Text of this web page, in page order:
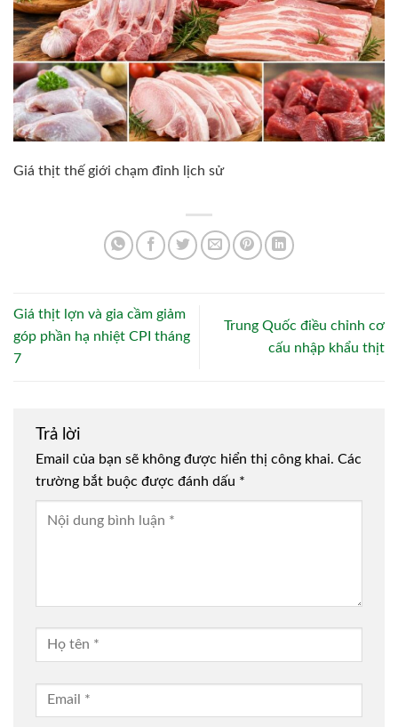
Giá thịt thế giới chạm đỉnh lịch sử
Giá thịt lợn và gia cầm giảm
góp phần hạ nhiệt CPI tháng
7
Trung Quốc điều chỉnh cơ
cấu nhập khẩu thịt
Trả lời
Email của bạn sẽ không được hiển thị công khai. Các
trường bắt buộc được đánh dấu *